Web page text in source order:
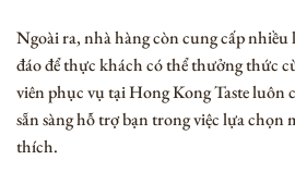
Ngoài ra, nhà hàng còn cung cấp nhiều
đáo để thực khách có thể thưởng thức
viên phục vụ tại Hong Kong Taste luôn
sẵn sàng hỗ trợ bạn trong việc lựa chọn
thích.